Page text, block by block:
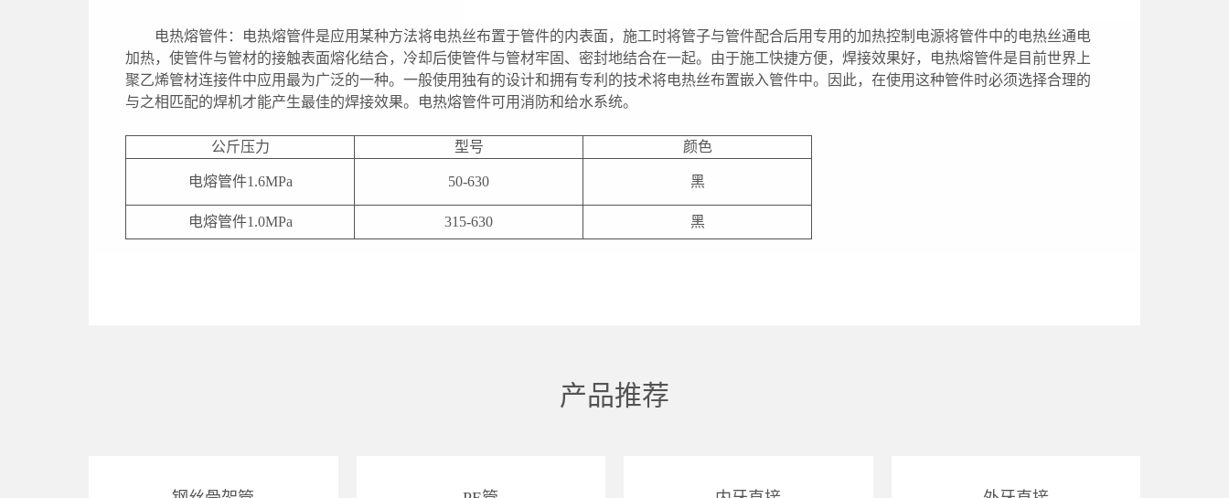
电热熔管件：电热熔管件是应用某种方法将电热丝布置于管件的内表面，施工时将管子与管件配合后用专用的加热控制电源将管件中的电热丝通电
加热，使管件与管材的接触表面熔化结合，冷却后使管件与管材牢固、密封地结合在一起。由于施工快捷方便，焊接效果好，电热熔管件是目前世界上
聚乙烯管材连接件中应用最为广泛的一种。一般使用独有的设计和拥有专利的技术将电热丝布置嵌入管件中。因此，在使用这种管件时必须选择合理的
与之相匹配的焊机才能产生最佳的焊接效果。电热熔管件可用消防和给水系统。
公斤压力 型号 颜色
电熔管件1.6MPa 50-630 黑
电熔管件1.0MPa 315-630 黑
产品推荐